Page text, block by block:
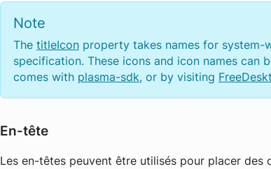
Note
The titleIcon property takes names for system-
specification. These icons and icon names can
comes with plasma-sdk, or by visiting
En-tête
Les en-têtes peuvent être utilisés pour placer